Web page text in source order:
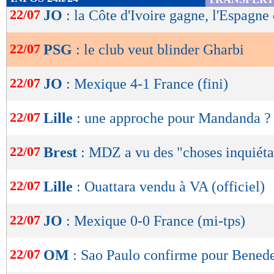
de
OK
22/07 JO : la Côte d'Ivoire gagne, l'Espagne
22/07 PSG : le club veut blinder Gharbi
22/07 JO : Mexique 4-1 France (fini)
22/07 Lille : une approche pour Mandanda ?
22/07 Brest : MDZ a vu des "choses
22/07 Lille : Ouattara vendu à VA (officiel)
22/07 JO : Mexique 0-0 France (mi-tps)
22/07 OM : Sao Paulo confirme pour